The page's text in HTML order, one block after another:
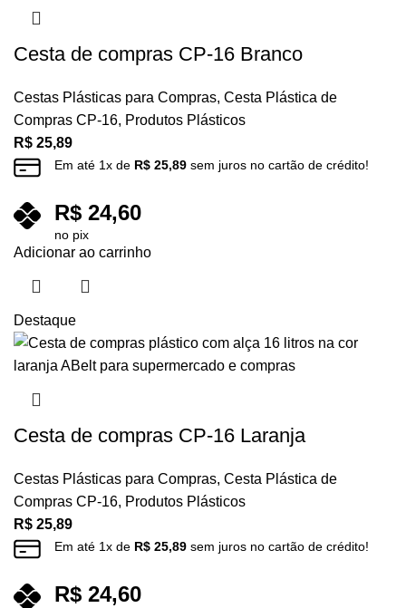
Cesta de compras CP-16 Branco
Cestas Plásticas para Compras, Cesta Plástica de
Compras CP-16, Produtos Plásticos
R$ 25,89
Em até 1x de R$ 25,89 sem juros no cartão de crédito!
R$ 24,60
no pix
Adicionar ao carrinho
Destaque
Cesta de compras CP-16 Laranja
Cestas Plásticas para Compras, Cesta Plástica de
Compras CP-16, Produtos Plásticos
R$ 25,89
Em até 1x de R$ 25,89 sem juros no cartão de crédito!
R$ 24,60